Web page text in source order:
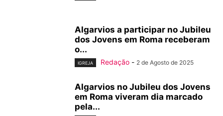
Algarvios a participar no Jubileu
dos Jovens em Roma receberam
o...
IGREJA Redação - 2 de Agosto de 2025
Algarvios no Jubileu dos Jovens
em Roma viveram dia marcado
pela...